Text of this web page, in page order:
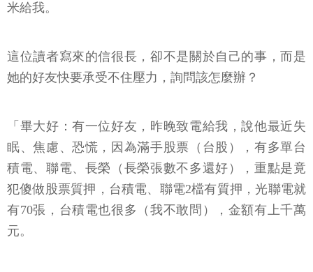
米給我。
這位讀者寫來的信很長，卻不是關於自己的事，而是
她的好友快要承受不住壓力，詢問該怎麼辦？
「畢大好：有一位好友，昨晚致電給我，說他最近失
眠、焦慮、恐慌，因為滿手股票（台股），有多單台
積電、聯電、長榮（長榮張數不多還好），重點是竟
犯傻做股票質押，台積電、聯電2檔有質押，光聯電就
有70張，台積電也很多（我不敢問），金額有上千萬
元。